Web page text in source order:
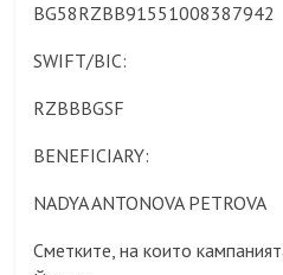
BG58RZBB91551008387942
SWIFT/BIC:
RZBBBGSF
BENEFICIARY:
NADYA ANTONOVA PETROVA
Сметките, на които